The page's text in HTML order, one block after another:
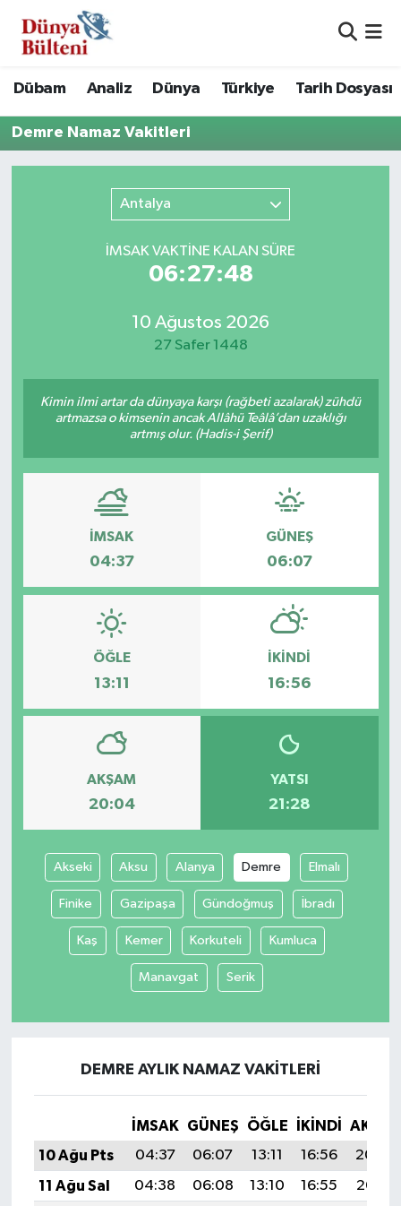
Dübam Analiz Dünya Türkiye Tarih Dosyası
Demre Namaz Vakitleri
Antalya
İMSAK VAKTİNE KALAN SÜRE
06:27:48
10 Ağustos 2026
27 Safer 1448
Kimin ilmi artar da dünyaya karşı (rağbeti azalarak) zühdü
artmazsa o kimsenin ancak Allâhü Teâlâ’dan uzaklığı
artmış olur. (Hadis-i Şerif)
İMSAK
04:37
GÜNEŞ
06:07
ÖĞLE
13:11
İKINDI
16:56
AKŞAM
20:04
YATSI
21:28
Akseki Aksu Alanya Demre Elmalı
Finike Gazipaşa Gündoğmuş İbradı
Kaş Kemer Korkuteli Kumluca
Manavgat Serik
DEMRE AYLIK NAMAZ VAKITLERI
İMSAK GÜNEŞ ÖĞLE İKINDI
10 Ağu Pts
04:37 06:07 13:11 16:56
20:04
11 Ağu Sal
04:38 06:08 13:10 16:55
20:03
Hava Durumu
Trafik Durumu
Süper Lig Puan Durumu ve Fikstür
Son Dakika Haberleri